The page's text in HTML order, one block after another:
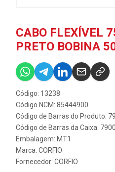
CABO FLEXÍVEL
PRETO BOBINA
Código: 13238
Código NCM: 85444900
Código de Barras do Produto:
Código de Barras da Caixa:
Embalagem: MT1
Marca: CORFIO
Fornecedor: CORFIO